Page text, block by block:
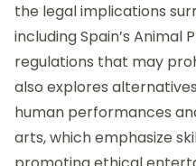
the legal implications
including Spain’s Animal
regulations that may
also explores
human performances
arts, which emphasize